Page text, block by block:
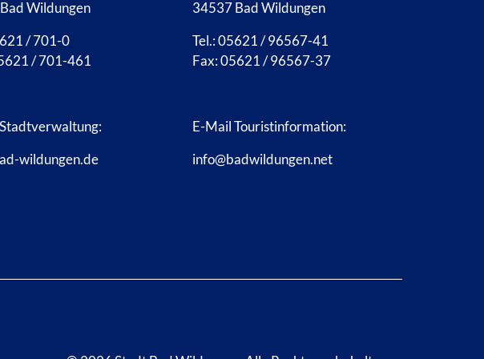
Wildungen
/ 701-0
/ 701-461
wildungen.de
34537 Bad Wildungen
Tel.: 05621 / 96567-41
Fax: 05621 / 96567-37
E-Mail Touristinformation:
info@badwildungen.net